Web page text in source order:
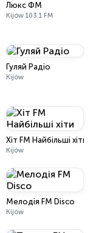
Люкс ФМ
Kijów 103.1 FM
Гуляй Радіо
Kijów
Хіт FM Найбільші хіти
Kijów
Мелодія FM Disco
Kijów